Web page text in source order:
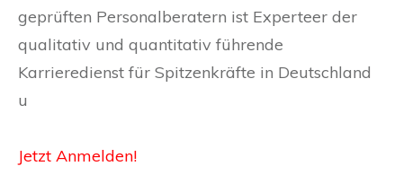
geprüften Personalberatern ist Experteer der
qualitativ und quantitativ führende
Karrieredienst für Spitzenkräfte in Deutschland
u
Jetzt Anmelden!